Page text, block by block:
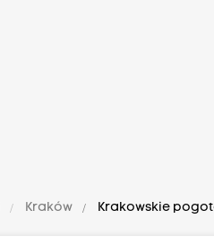
Kraków Krakowskie